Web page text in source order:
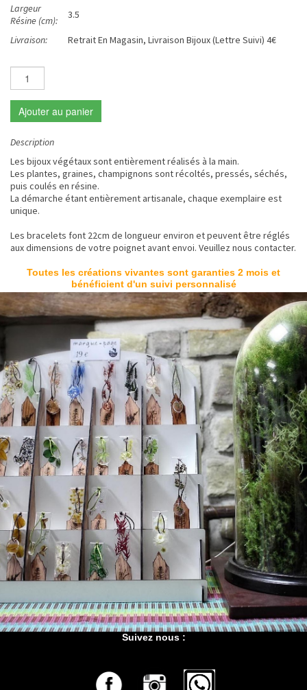
Largeur
Résine (cm):
3.5
Livraison: Retrait En Magasin, Livraison Bijoux (Lettre Suivi) 4€
Ajouter au panier
Description
Les bijoux végétaux sont entièrement réalisés à la main.
Les plantes, graines, champignons sont récoltés, pressés, séchés,
puis coulés en résine.
La démarche étant entièrement artisanale, chaque exemplaire est
unique.
Les bracelets font 22cm de longueur environ et peuvent être réglés
aux dimensions de votre poignet avant envoi. Veuillez nous contacter.
Toutes les créations vivantes sont garanties 2 mois et
bénéficient d'un suivi personnalisé
Suivez nous :